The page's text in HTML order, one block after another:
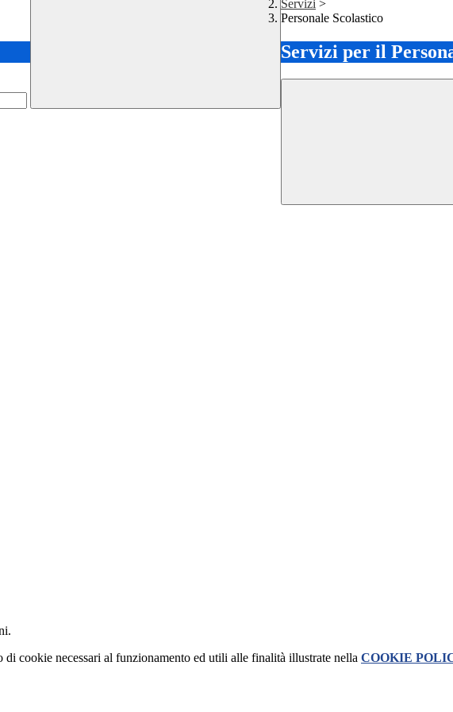
Servizi >
Personale Scolastico
Servizi per il
cookie necessari al funzionamento ed utili alle finalità illustrate nella COOKIE